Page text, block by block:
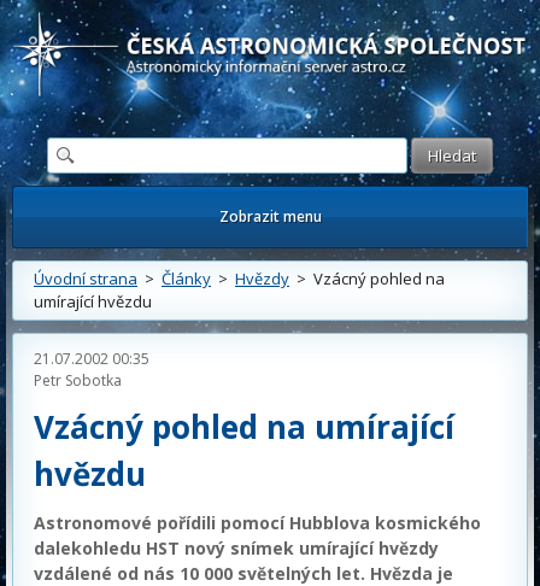
Česká astronomická společnost - Informační astronomický server
Zobrazit menu
Úvodní strana > Články > Hvězdy > Vzácný pohled na
umírající hvězdu
21.07.2002 00:35
Petr Sobotka
Vzácný pohled na umírající
hvězdu
Astronomové pořídili pomocí Hubblova kosmického
dalekohledu HST nový snímek umírající hvězdy
vzdálené od nás 10 000 světelných let. Hvězda je